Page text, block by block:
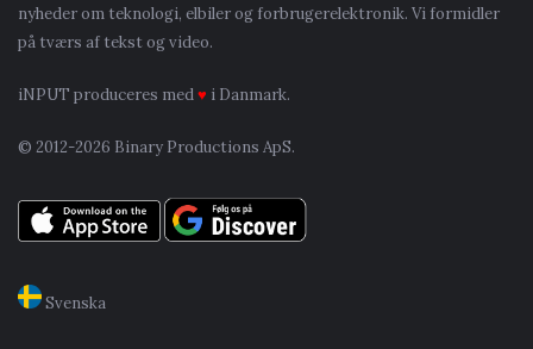
nyheder om teknologi, elbiler og forbrugerelektronik. Vi formidler
på tværs af tekst og video.
iNPUT produceres med♥ i Danmark.
© 2012-2026 Binary Productions ApS.
Svenska